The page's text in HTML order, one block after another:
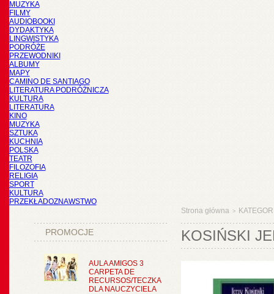
MUZYKA
FILMY
AUDIOBOOKI
DYDAKTYKA
LINGWISTYKA
PODRÓŻE
PRZEWODNIKI
ALBUMY
MAPY
CAMINO DE SANTIAGO
LITERATURA PODRÓŻNICZA
KULTURA
LITERATURA
KINO
MUZYKA
SZTUKA
KUCHNIA
POLSKA
TEATR
FILOZOFIA
RELIGIA
SPORT
KULTURA
PRZEKŁADOZNAWSTWO
PROMOCJE
AULA AMIGOS 3
CARPETA DE
RECURSOS/TECZKA
DLA NAUCZYCIELA
Strona główna >
KOSIŃSKI